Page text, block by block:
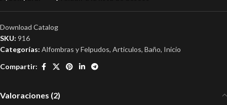
Download Catalog
SKU: 916
Categorías: Alfombras y Felpudos, Articulos, Baño, Inicio
Compartir:
Valoraciones (2)